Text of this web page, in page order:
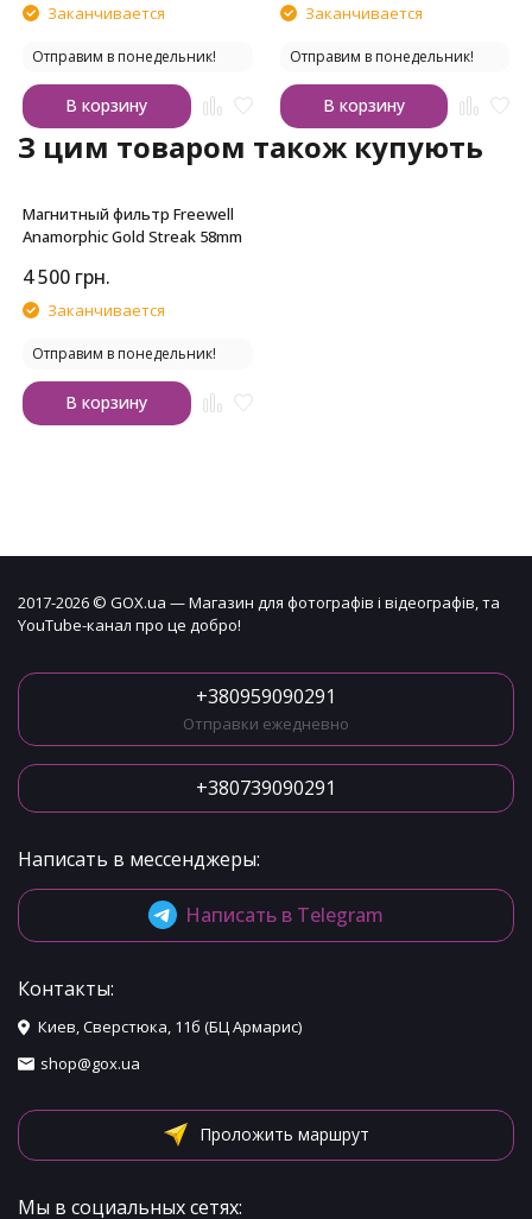
Заканчивается
Отправим в понедельник!
В корзину
Заканчивается
Отправим в понедельник!
В корзину
З цим товаром також купують
Магнитный фильтр Freewell
Anamorphic Gold Streak 58mm
4 500 грн.
Заканчивается
Отправим в понедельник!
В корзину
2017-2026 © GOX.ua — Магазин для фотографів і відеографів, та
YouTube-канал про це добро!
+380959090291
Отправки ежедневно
+380739090291
Написать в мессенджеры:
Написать в Telegram
Контакты:
Киев, Сверстюка, 11б (БЦ Армарис)
shop@gox.ua
Проложить маршрут
Мы в социальных сетях: